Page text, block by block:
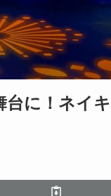
台に！ネイキ